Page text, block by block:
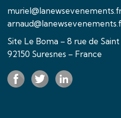
Site Le Boma – 8 rue de
92150 Suresnes – France